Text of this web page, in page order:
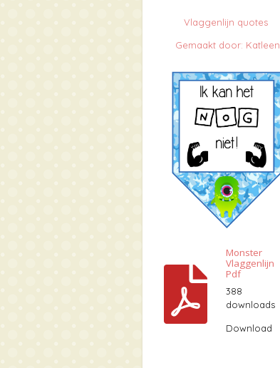
Vlaggenlijn quotes
Gemaakt door: Katleen
Monster
Vlaggenlijn
Pdf
388
downloads
Download